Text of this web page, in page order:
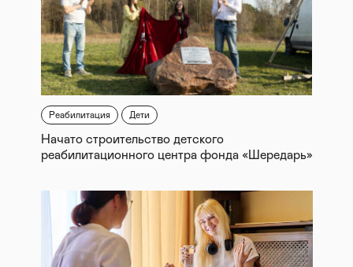
Реабилитация Дети
Начато строительство детского
реабилитационного центра фонда «Шередарь»